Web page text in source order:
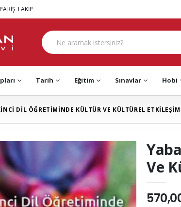
TAKİP
Tarih Eğitim Sınavlar Hobi
DİL ÖĞRETİMİNDE KÜLTÜR VE KÜLTÜREL ETKİLEŞİM
Ve